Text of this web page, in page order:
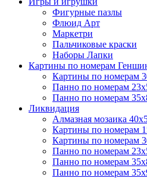
Фигурные пазлы
Флюид Арт
Маркетри
Пальчиковые краски
Наборы Лапки
Картины по номерам
Картины по номерам
Панно по номерам
Панно по номерам
Ликвидация
Алмазная мозаика
Картины по номерам
Картины по номерам
Панно по номерам
Панно по номерам
Панно по номерам